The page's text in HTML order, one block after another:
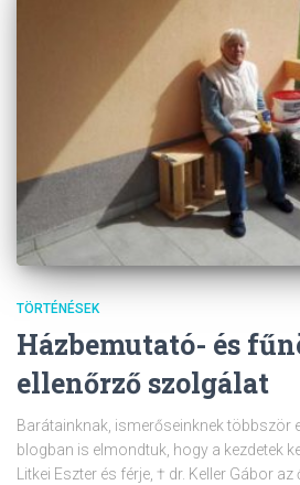
TÖRTÉNÉSEK
Házbemutató- és
ellenőrző szolgálat
Barátainknak, ismerőseinknek többször
blogban is elmondtuk, hogy a kezdetek
Litkei Eszter és férje, † dr. Keller Gábor